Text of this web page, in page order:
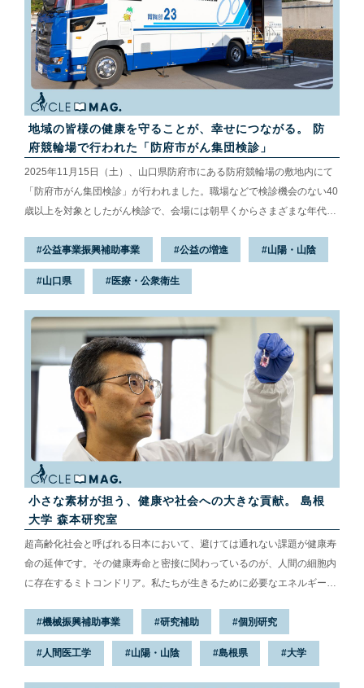
地域の皆様の健康を守ることが、幸せにつながる。 防
府競輪場で行われた「防府市がん集団検診」
2025年11月15日（土）、山口県防府市にある防府競輪場の敷地内にて
「防府市がん集団検診」が行われました。職場などで検診機会のない40
歳以上を対象としたがん検診で、会場には朝早くからさまざまな年代の
の様子を、現地を訪ね、取材してきました。
公益事業振興補助事業 公益の増進 山陽・山陰
山口県 医療・公衆衛生
小さな素材が担う、健康や社会への大きな貢献。 島根
大学 森本研究室
超高齢化社会と呼ばれる日本において、避けては通れない課題が健康寿
命の延伸です。その健康寿命と密接に関わっているのが、人間の細胞内
に存在するミトコンドリア。私たちが生きるために必要なエネルギーを
気の原因となってしまいます。治療のためにはミトコンドリアに直接薬
物を届ける必要がありますが、防護壁の役割を果たす細胞膜に包まれて
存在し、さらに複数の生体膜で守られているため、物理的に難しいとさ
れていました。しかし、島根大学の森本研究室が研究しているポリマー
機械振興補助事業 研究補助 個別研究
人間医工学 山陽・山陰 島根県 大学